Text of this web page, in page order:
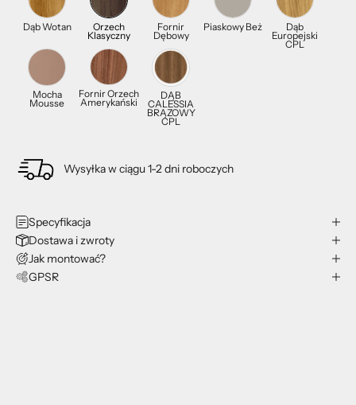
Dąb Wotan Orzech
Klasyczny
Fornir
Dębowy
Piaskowy Beż Dąb
Europejski
CPL
Mocha
Mousse
Fornir Orzech
Amerykański
DĄB
CALESSIA
BRĄZOWY
CPL
Wysyłka w ciągu 1-2 dni roboczych
Specyfikacja
Dostawa i zwroty
Jak montować?
GPSR